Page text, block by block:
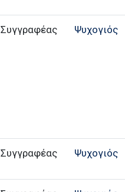
Συγγραφέας Ψυχογιός
Συγγραφέας Ψυχογιός